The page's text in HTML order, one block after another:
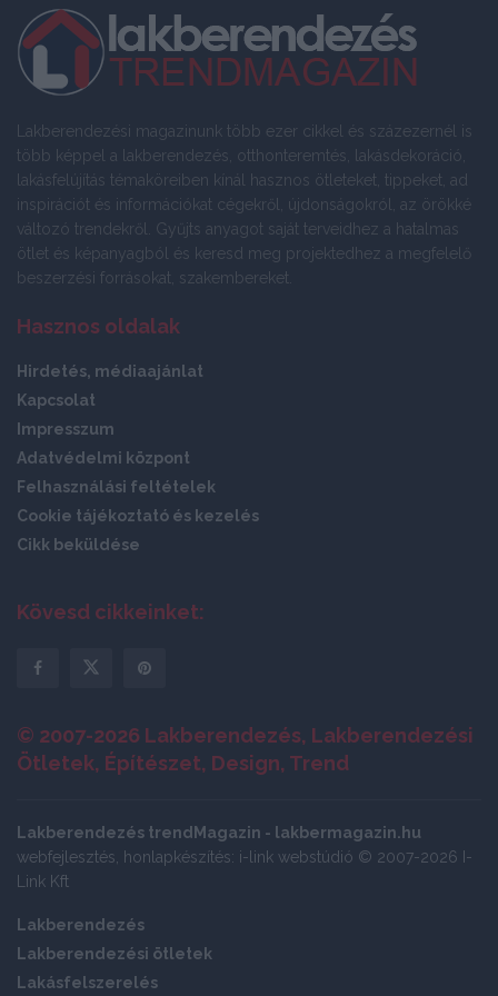
Lakberendezési magazinunk több ezer cikkel és százezernél is
több képpel a lakberendezés, otthonteremtés, lakásdekoráció,
lakásfelújítás témaköreiben kínál hasznos ötleteket, tippeket, ad
inspirációt és információkat cégekről, újdonságokról, az örökké
változó trendekről. Gyűjts anyagot saját terveidhez a hatalmas
ötlet és képanyagból és keresd meg projektedhez a megfelelő
beszerzési forrásokat, szakembereket.
Hasznos oldalak
Hirdetés, médiaajánlat
Kapcsolat
Impresszum
Adatvédelmi központ
Felhasználási feltételek
Cookie tájékoztató és kezelés
Cikk beküldése
Kövesd cikkeinket:
© 2007-2026 Lakberendezés, Lakberendezési
Ötletek, Építészet, Design, Trend
Lakberendezés trendMagazin - lakbermagazin.hu
webfejlesztés, honlapkészítés: i-link webstúdió © 2007-2026 I-
Link Kft
Lakberendezés
Lakberendezési ötletek
Lakásfelszerelés